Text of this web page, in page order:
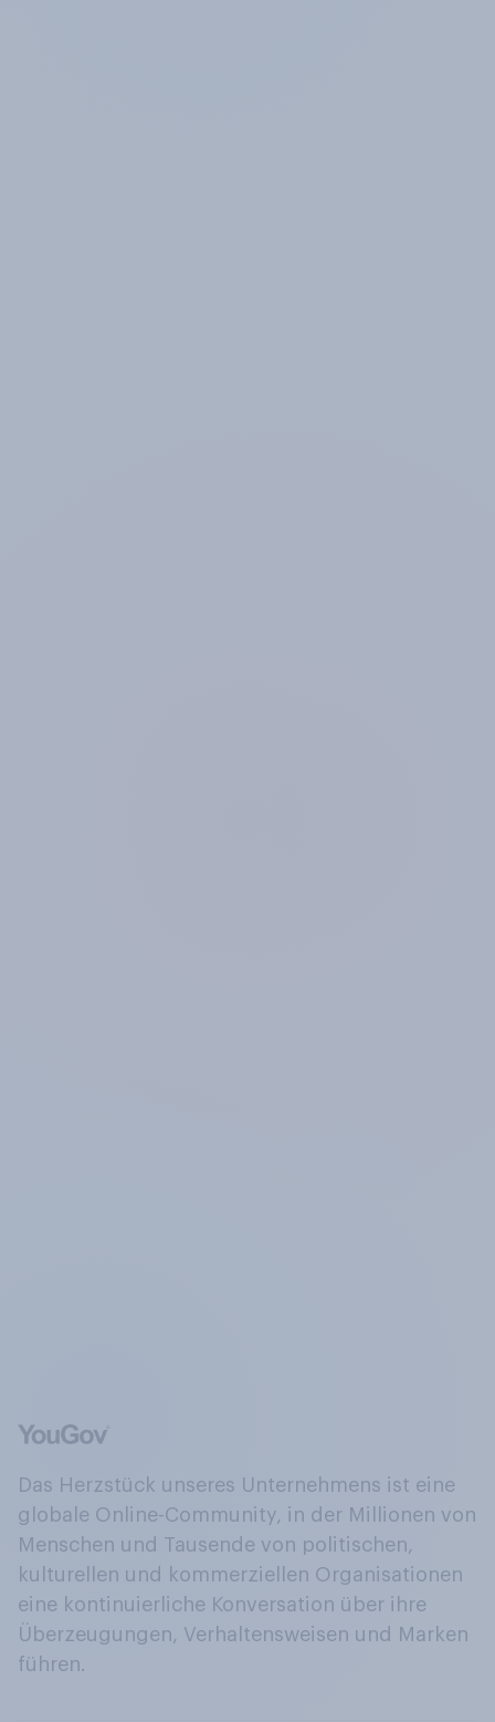
Das Herzstück unseres Unternehmens ist eine
globale Online-Community, in der Millionen von
Menschen und Tausende von politischen,
kulturellen und kommerziellen Organisationen
eine kontinuierliche Konversation über ihre
Überzeugungen, Verhaltensweisen und Marken
führen.